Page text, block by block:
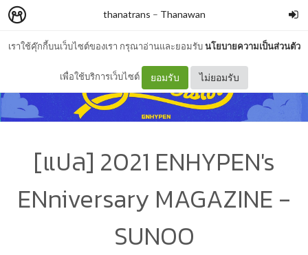
เราใช้คุ๊กกี้บนเว็บไซต์ของเรา กรุณาอ่านและยอมรับนโยบายความเป็นส่วนตัว
เพื่อใช้บริการเว็บไซต์ ยอมรับ ไม่ยอมรับ
thanatrans – Thanawan
[แปล] 2021 ENHYPEN's
ENniversary MAGAZINE -
SUNOO